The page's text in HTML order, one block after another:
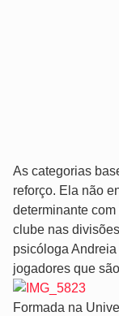
As categorias
reforço. Ela não
determinante
clube nas
psicóloga
jogadores que
Formada na